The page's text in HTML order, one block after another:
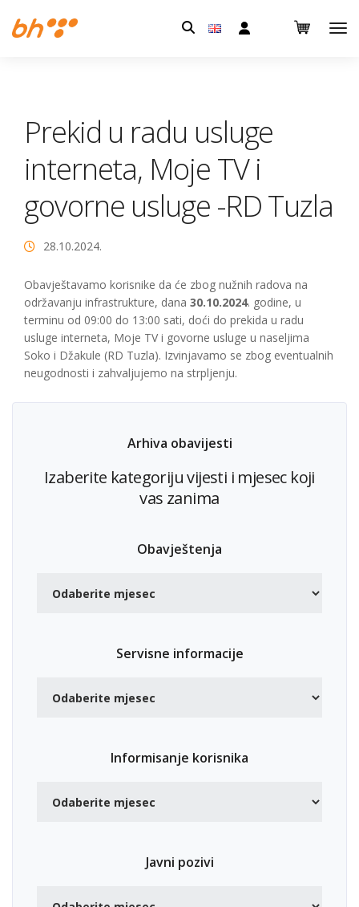
Pretraga:
Prekid u radu usluge
interneta, Moje TV i
govorne usluge -RD Tuzla
28.10.2024.
Obavještavamo korisnike da će zbog nužnih radova na
održavanju infrastrukture, dana 30.10.2024. godine, u
terminu od 09:00 do 13:00 sati, doći do prekida u radu
usluge interneta, Moje TV i govorne usluge u naseljima
Soko i Džakule (RD Tuzla). Izvinjavamo se zbog eventualnih
neugodnosti i zahvaljujemo na strpljenju.
Arhiva obavijesti
Izaberite kategoriju vijesti i mjesec koji
vas zanima
Obavještenja
Servisne informacije
Informisanje korisnika
Javni pozivi